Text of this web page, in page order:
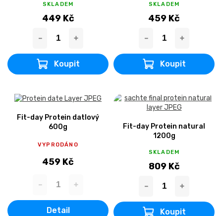
449 Kč
SKLADEM
459 Kč
SKLADEM
Fit-day Protein datlový
600g
459 Kč
Detail
VYPRODÁNO
Fit-day Protein natural
1200g
809 Kč
SKLADEM